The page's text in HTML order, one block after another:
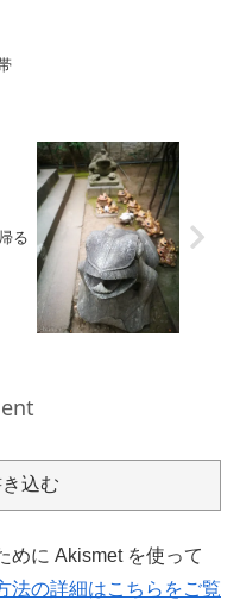
る
込む
めに Akismet を使って
法の詳細はこちらをご覧